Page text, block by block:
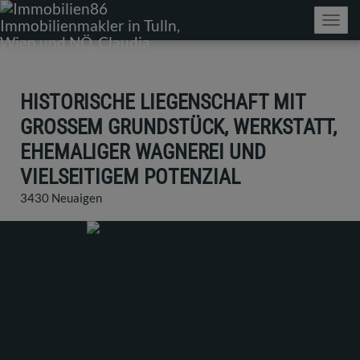
HISTORISCHE LIEGENSCHAFT MIT
GROSSEM GRUNDSTÜCK, WERKSTATT, E
HEMALIGER WAGNEREI UND V
IELSEITIGEM POTENZIAL
3430 Neuaigen